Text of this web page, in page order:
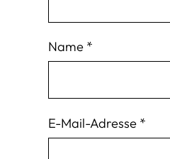
Name *
E-Mail-Adresse *